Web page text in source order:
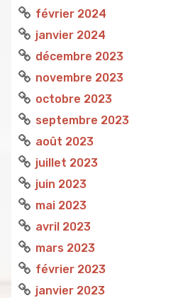
février 2024
janvier 2024
décembre 2023
novembre 2023
octobre 2023
septembre 2023
août 2023
juillet 2023
juin 2023
mai 2023
avril 2023
mars 2023
février 2023
janvier 2023